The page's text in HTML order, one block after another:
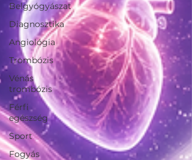
Belgyógyászat
Diagnosztika
Angiológia
Trombózis
Vénás
trombózis
Férfi
egészség
Sport
Fogyás